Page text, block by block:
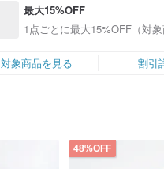
最大15%OFF
1点ごとに最大15%OFF（対象
対象商品を見る 割引
48%OFF